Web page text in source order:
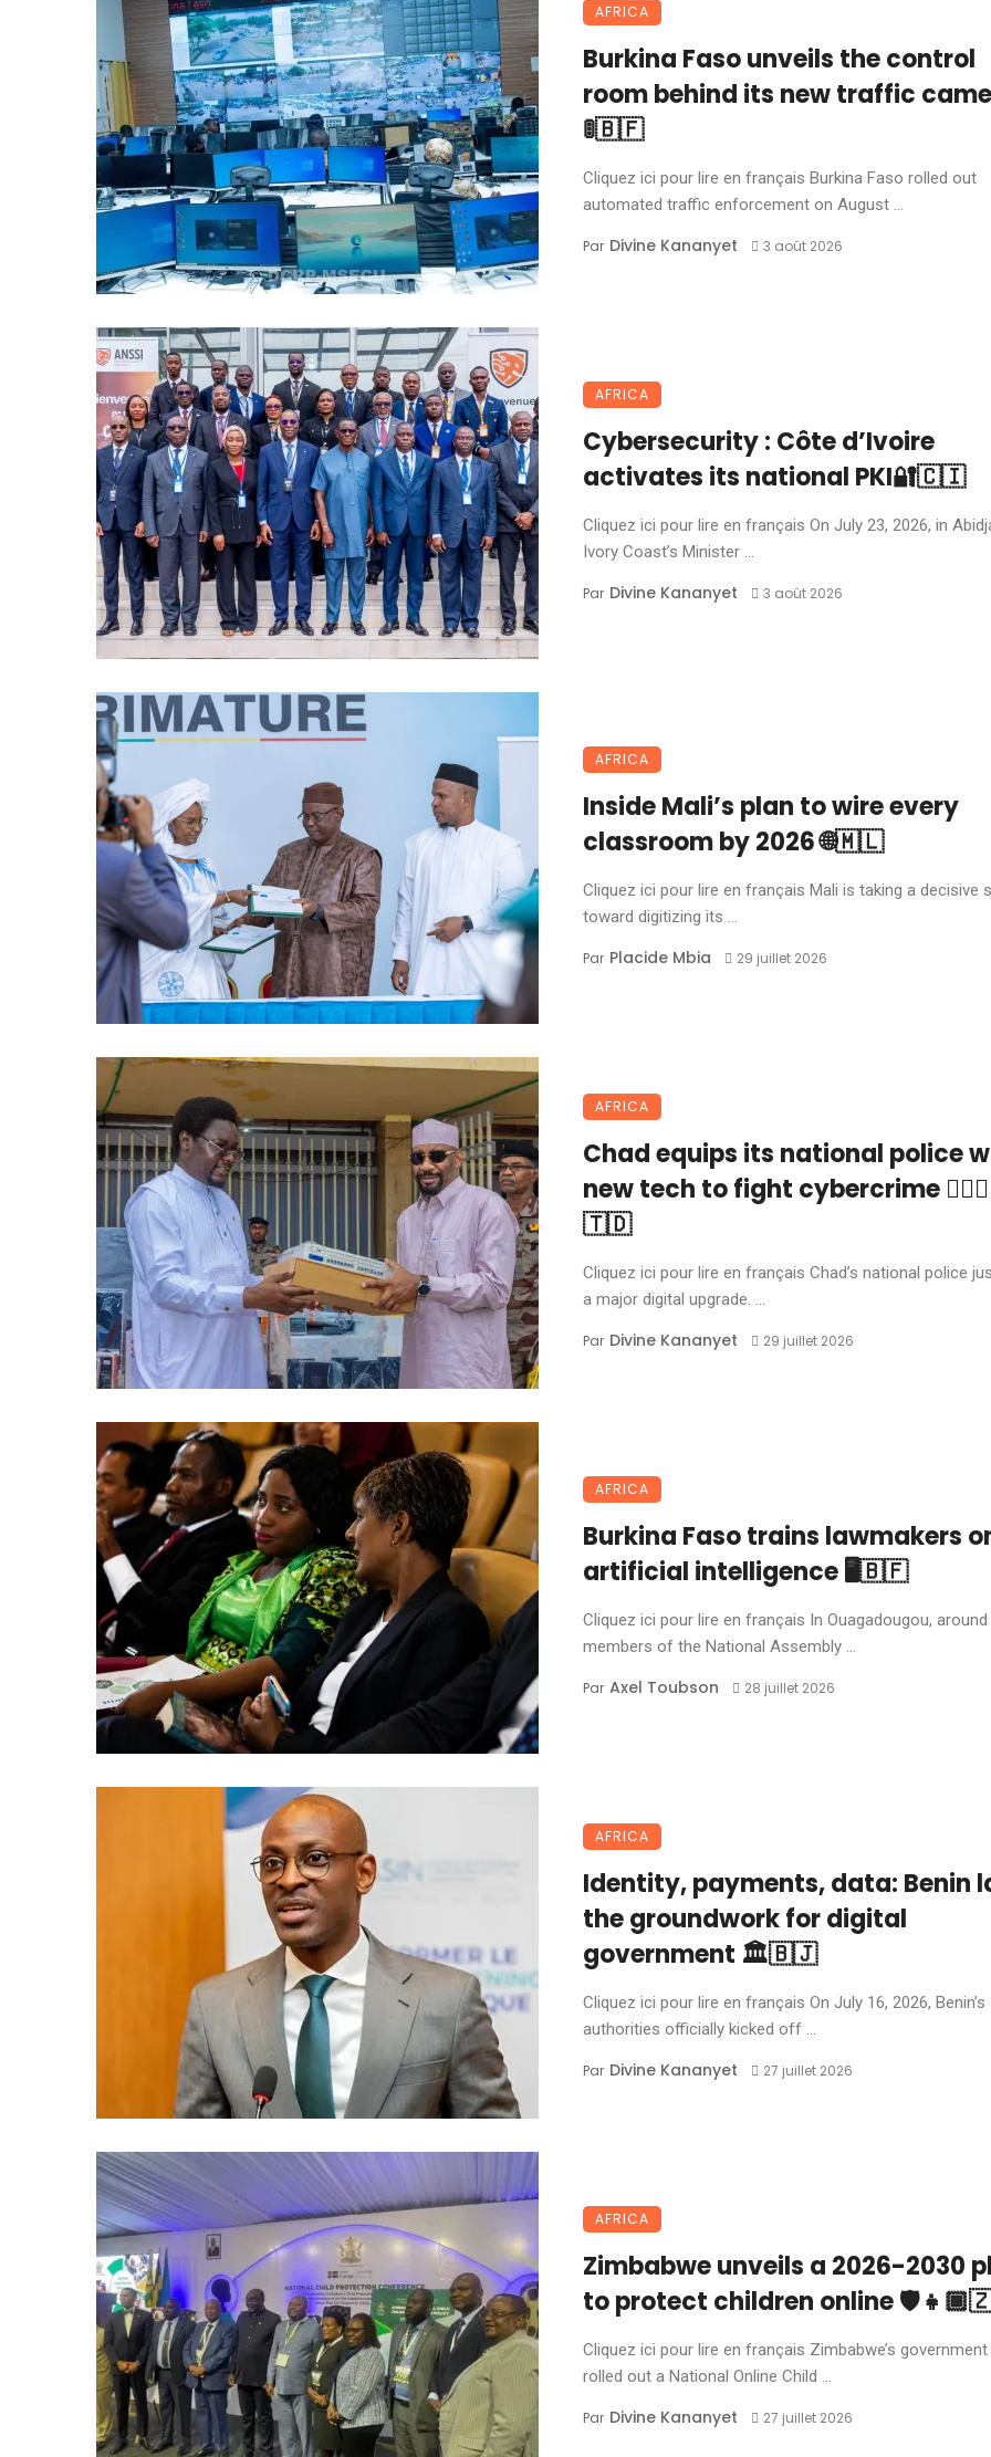
AFRICA
Burkina Faso unveils the control
room behind its new traffic
🚦🇧🇫
Cliquez ici pour lire en français Burkina Faso rolled out
automated traffic enforcement on August ...
Par Divine Kananyet 3 août 2026
AFRICA
Cybersecurity : Côte d’Ivoire
activates its national PKI🔐🇨🇮
Cliquez ici pour lire en français On July 23, 2026, in
Ivory Coast’s Minister ...
Par Divine Kananyet 3 août 2026
AFRICA
Inside Mali’s plan to wire every
classroom by 2026 🌐🇲🇱
Cliquez ici pour lire en français Mali is taking a decisive
toward digitizing its ...
Par Placide Mbia 29 juillet 2026
AFRICA
Chad equips its national police
new tech to fight cybercrime 👮🏽‍♂️
🇹🇩
Cliquez ici pour lire en français Chad’s national police
a major digital upgrade. ...
Par Divine Kananyet 29 juillet 2026
AFRICA
Burkina Faso trains lawmakers
artificial intelligence 🖥️🇧🇫
Cliquez ici pour lire en français In Ouagadougou,
members of the National Assembly ...
Par Axel Toubson 28 juillet 2026
AFRICA
Identity, payments, data: Benin
the groundwork for digital
government 🏛️🇧🇯
Cliquez ici pour lire en français On July 16, 2026, Benin’s
authorities officially kicked off ...
Par Divine Kananyet 27 juillet 2026
AFRICA
Zimbabwe unveils a 2026-2030
to protect children online
Cliquez ici pour lire en français Zimbabwe’s
rolled out a National Online Child ...
Par Divine Kananyet 27 juillet 2026